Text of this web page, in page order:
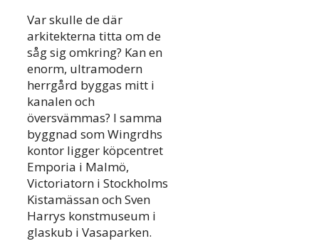
Var skulle de där
arkitekterna titta om de
såg sig omkring? Kan en
enorm, ultramodern
herrgård byggas mitt i
kanalen och
översvämmas? I samma
byggnad som Wingrdhs
kontor ligger köpcentret
Emporia i Malmö,
Victoriatorn i Stockholms
Kistamässan och Sven
Harrys konstmuseum i
glaskub i Vasaparken.